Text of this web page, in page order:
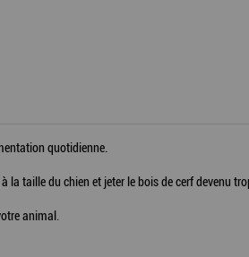
quotidienne.
taille du chien et jeter le bois de cerf devenu
animal.